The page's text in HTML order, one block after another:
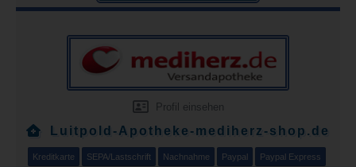
Profil einsehen
Luitpold-Apotheke-mediherz-shop.de
Kreditkarte SEPA/Lastschrift Nachnahme Paypal Paypal Express